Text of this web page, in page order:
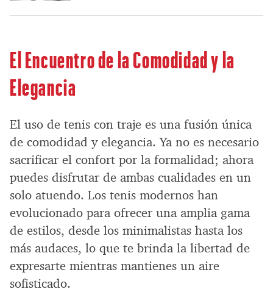
El Encuentro de la Comodidad y la
Elegancia
El uso de tenis con traje es una fusión única
de comodidad y elegancia. Ya no es necesario
sacrificar el confort por la formalidad; ahora
puedes disfrutar de ambas cualidades en un
solo atuendo. Los tenis modernos han
evolucionado para ofrecer una amplia gama
de estilos, desde los minimalistas hasta los
más audaces, lo que te brinda la libertad de
expresarte mientras mantienes un aire
sofisticado.